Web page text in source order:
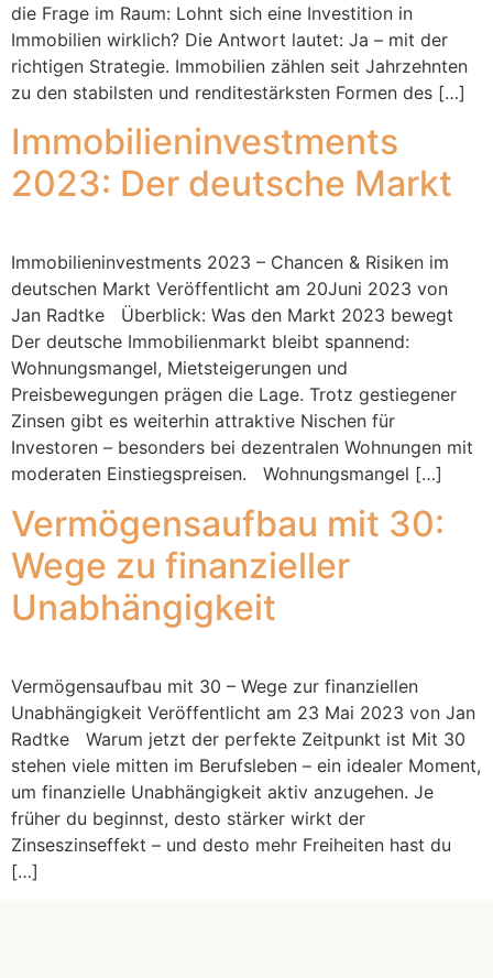
die Frage im Raum: Lohnt sich eine Investition in
Immobilien wirklich? Die Antwort lautet: Ja – mit der
richtigen Strategie. Immobilien zählen seit Jahrzehnten
zu den stabilsten und renditestärksten Formen des […]
Immobilieninvestments
2023: Der deutsche Markt
Immobilieninvestments 2023 – Chancen & Risiken im
deutschen Markt Veröffentlicht am 20Juni 2023 von
Jan Radtke Überblick: Was den Markt 2023 bewegt
Der deutsche Immobilienmarkt bleibt spannend:
Wohnungsmangel, Mietsteigerungen und
Preisbewegungen prägen die Lage. Trotz gestiegener
Zinsen gibt es weiterhin attraktive Nischen für
Investoren – besonders bei dezentralen Wohnungen mit
moderaten Einstiegspreisen. Wohnungsmangel […]
Vermögensaufbau mit 30:
Wege zu finanzieller
Unabhängigkeit
Vermögensaufbau mit 30 – Wege zur finanziellen
Unabhängigkeit Veröffentlicht am 23 Mai 2023 von Jan
Radtke Warum jetzt der perfekte Zeitpunkt ist Mit 30
stehen viele mitten im Berufsleben – ein idealer Moment,
um finanzielle Unabhängigkeit aktiv anzugehen. Je
früher du beginnst, desto stärker wirkt der
Zinseszinseffekt – und desto mehr Freiheiten hast du
[…]